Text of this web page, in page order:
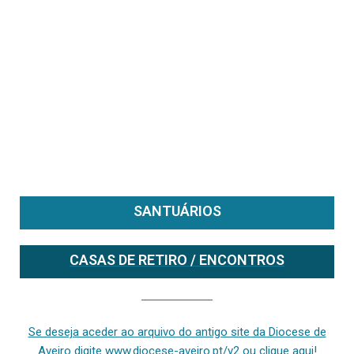
SANTUÁRIOS
CASAS DE RETIRO / ENCONTROS
Se deseja aceder ao arquivo do antigo site da Diocese de
Aveiro digite www.diocese-aveiro.pt/v2 ou clique aqui!